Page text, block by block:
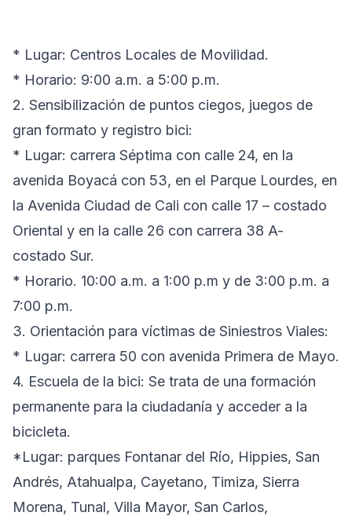
* Lugar: Centros Locales de Movilidad.
* Horario: 9:00 a.m. a 5:00 p.m.
2. Sensibilización de puntos ciegos, juegos de
gran formato y registro bici:
* Lugar: carrera Séptima con calle 24, en la
avenida Boyacá con 53, en el Parque Lourdes, en
la Avenida Ciudad de Cali con calle 17 – costado
Oriental y en la calle 26 con carrera 38 A-
costado Sur.
* Horario. 10:00 a.m. a 1:00 p.m y de 3:00 p.m. a
7:00 p.m.
3. Orientación para víctimas de Siniestros Viales:
* Lugar: carrera 50 con avenida Primera de Mayo.
4. Escuela de la bici: Se trata de una formación
permanente para la ciudadanía y acceder a la
bicicleta.
*Lugar: parques Fontanar del Río, Hippies, San
Andrés, Atahualpa, Cayetano, Timiza, Sierra
Morena, Tunal, Villa Mayor, San Carlos,